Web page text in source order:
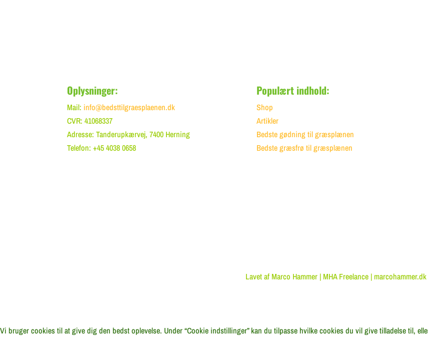
Oplysninger:
Mail: info@bedsttilgraesplaenen.dk
CVR: 41068337
Adresse: Tanderupkærvej, 7400 Herning
Telefon: +45 4038 0658
Populært indhold:
Shop
Artikler
Bedste gødning til græsplænen
Bedste græsfrø til græsplænen
Lavet af Marco Hammer | MHA Freelance | marcohammer.dk
Vi bruger cookies til at give dig den bedst oplevelse. Under “Cookie indstillinger” kan du tilpasse hvilke cookies du vil give tilladelse til,